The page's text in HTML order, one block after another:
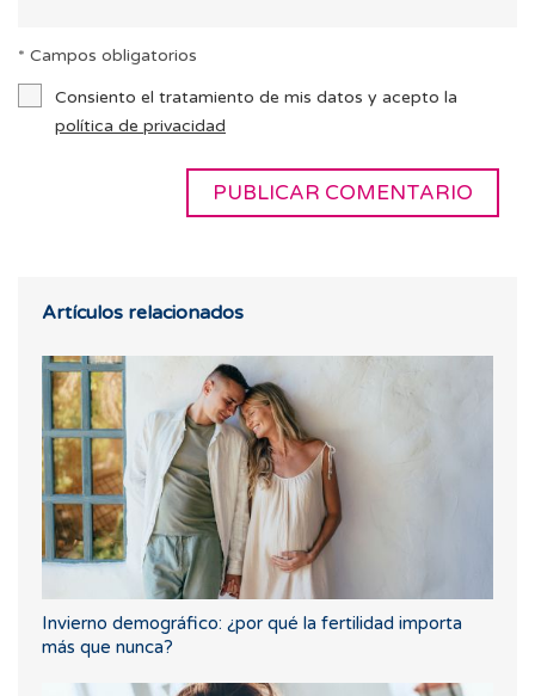
* Campos obligatorios
Consiento el tratamiento de mis datos y acepto la
política de privacidad
Artículos relacionados
Invierno demográfico: ¿por qué la fertilidad importa
más que nunca?